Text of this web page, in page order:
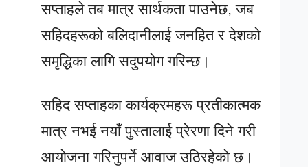
सप्ताहले तब मात्र सार्थकता पाउनेछ, जब
सहिदहरूको बलिदानीलाई जनहित र देशको
समृद्धिका लागि सदुपयोग गरिन्छ।
सहिद सप्ताहका कार्यक्रमहरू प्रतीकात्मक
मात्र नभई नयाँ पुस्तालाई प्रेरणा दिने गरी
आयोजना गरिनुपर्ने आवाज उठिरहेको छ।